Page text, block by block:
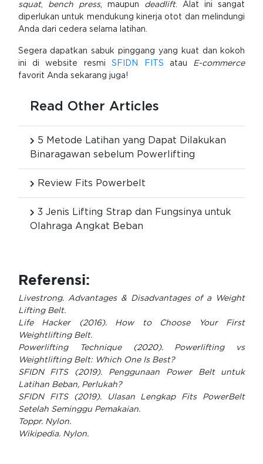
squat, bench press, maupun deadlift. Alat ini sangat
diperlukan untuk mendukung kinerja otot dan melindungi
Anda dari cedera selama latihan.
Segera dapatkan sabuk pinggang yang kuat dan kokoh
ini di website resmiSFIDN FITS atau E-commerce
favorit Anda sekarang juga!
Read Other Articles
5 Metode Latihan yang Dapat Dilakukan
Binaragawan sebelum Powerlifting
Review Fits Powerbelt
3 Jenis Lifting Strap dan Fungsinya untuk
Olahraga Angkat Beban
Referensi:
Livestrong. Advantages & Disadvantages of a Weight
Lifting Belt.
Life Hacker (2016). How to Choose Your First
Weightlifting Belt.
Powerlifting Technique (2020). Powerlifting vs
Weightlifting Belt: Which One Is Best?
SFIDN FITS (2019). Penggunaan Power Belt untuk
Latihan Beban, Perlukah?
SFIDN FITS (2019). Ulasan Lengkap Fits PowerBelt
Setelah Seminggu Pemakaian.
Toppr. Nylon.
Wikipedia. Nylon.